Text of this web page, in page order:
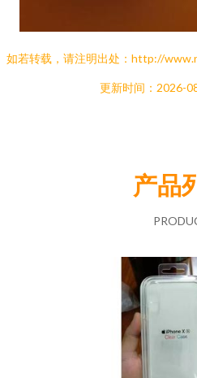
如若转载，请注明出处：http://
更新时间：2026-
产品